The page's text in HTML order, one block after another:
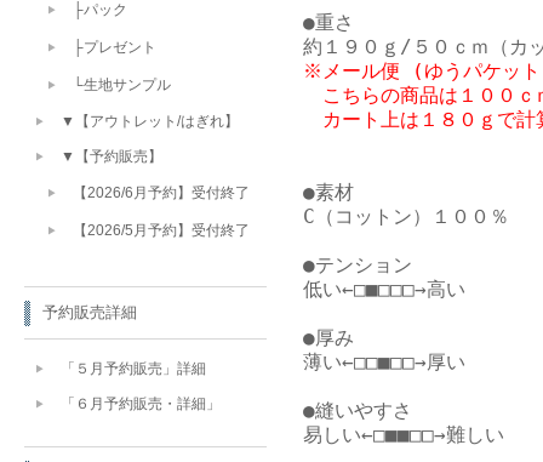
●重さ
※メール便 (ゆうパケット
こちらの商品は１００
●素材
C（コットン）１００％
●テンション
低い←□■□□□→高い
●厚み
薄い←□□■□□→厚い
●縫いやすさ
易しい←□■■□□→難しい
├パック
├プレゼント
└生地サンプル
▼【アウトレット/はぎれ】
▼【予約販売】
【2026/6月予約】受付終了
【2026/5月予約】受付終了
予約販売詳細
「５月予約販売」詳細
「６月予約販売・詳細」